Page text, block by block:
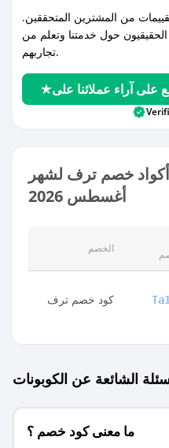
من المشترين المتحققين.
حول خدمتنا وتعلم من
تجاربهم.
خصم ترف لشهر
أغسطس 2026
الخصم
كود خصم ترف Ta1
الشائعة عن الكوبونات
ما معنى كود خصم ؟